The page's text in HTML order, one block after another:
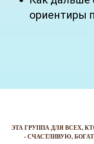
ориентиры
ЭТА ГРУППА ДЛЯ ВСЕХ,
- СЧАСТЛИВУЮ,